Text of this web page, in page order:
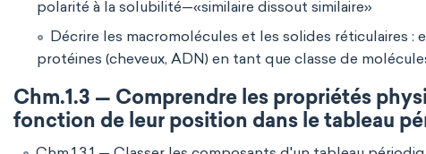
polarité à la solubilité—«similaire dissout similaire»
Décrire les macromolécules et les solides réticulaires :
protéines (cheveux, ADN) en tant que classe de
Chm.1.3 — Comprendre les propriétés
fonction de leur position dans le tableau